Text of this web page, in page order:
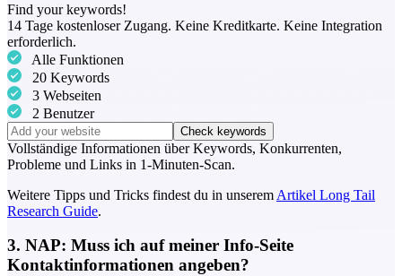
Find your keywords!
14 Tage kostenloser Zugang. Keine Kreditkarte. Keine Integration
erforderlich.
Alle Funktionen
20 Keywords
3 Webseiten
2 Benutzer
Check keywords
Vollständige Informationen überKeywords, Konkurrenten,
Probleme und Links in 1-Minuten-Scan.
Weitere Tipps und Tricks findest du in unserem Artikel Long Tail
Research Guide.
3. NAP: Muss ich auf meiner Info-Seite
Kontaktinformationen angeben?